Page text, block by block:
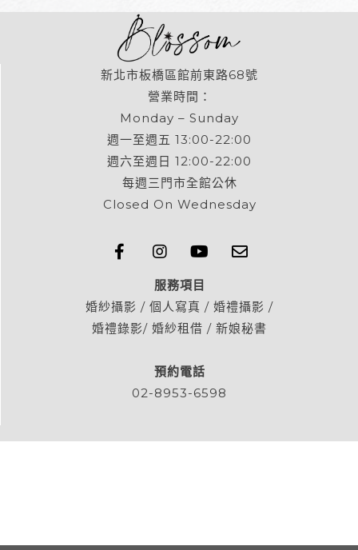
新北市板橋區館前東路68號
營業時間：
Monday – Sunday
週一至週五 13:00-22:00
週六至週日 12:00-22:00
每週三門市全館公休
Closed On Wednesday
服務項目
婚紗攝影 / 個人寫真 / 婚禮攝影 /
婚禮錄影/ 婚紗租借 / 新娘秘書
預約電話
02-8953-6598